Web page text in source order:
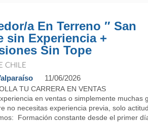
a En Terreno ″ San
sin Experiencia +
Sin Tope
CHILE
11/06/2026
TU CARRERA EN VENTAS
en ventas o simplemente muchas
no necesitas experiencia previa, solo
Formación constante desde el primer